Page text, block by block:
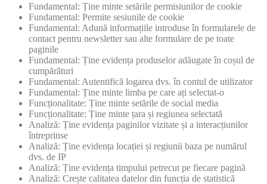
Fundamental: Ține minte setările permisiunilor de cookie
Fundamental: Permite sesiunile de cookie
Fundamental: Adună informațiile introduse în formularele de
contact pentru newsletter sau alte formulare de pe toate
paginile
Fundamental: Ține evidența produselor adăugate în coșul de
cumpărături
Fundamental: Autentifică logarea dvs. în contul de utilizator
Fundamental: Ține minte limba pe care ați selectat-o
Funcționalitate: Ține minte setările de social media
Funcționalitate: Ține minte țara și regiunea selectată
Analiză: Ține evidența paginilor vizitate și a interacțiunilor
întreprinse
Analiză: Ține evidența locației și regiunii baza pe numărul
dvs. de IP
Analiză: Ține evidența timpului petrecut pe fiecare pagină
Analiză: Crește calitatea datelor din funcția de statistică